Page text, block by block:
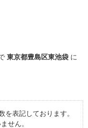
東京都豊島区東池袋 に
を表記しております。
せん。